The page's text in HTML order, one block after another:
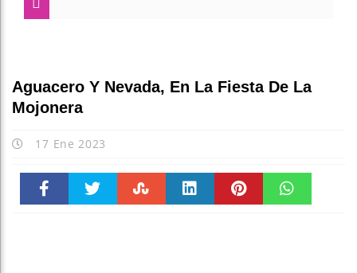
Aguacero Y Nevada, En La Fiesta De La
Mojonera
17 Ene 2023